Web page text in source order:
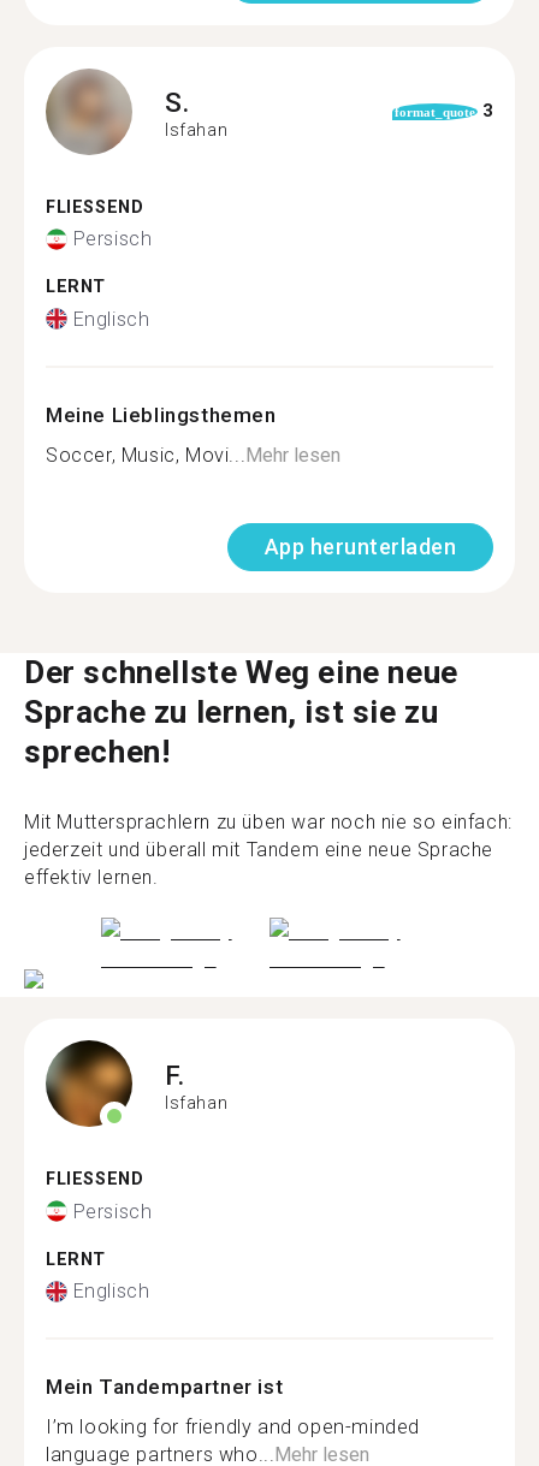
S.
Isfahan
format_quote 3
FLIESSEND
Persisch
LERNT
Englisch
Meine Lieblingsthemen
Soccer, Music, Movi... Mehr lesen
App herunterladen
Der schnellste Weg eine neue
Sprache zu lernen, ist sie zu
sprechen!
Mit Muttersprachlern zu üben war noch nie so einfach:
jederzeit und überall mit Tandem eine neue Sprache
effektiv lernen.
F.
Isfahan
FLIESSEND
Persisch
LERNT
Englisch
Mein Tandempartner ist
I’m looking for friendly and open-minded
language partners who...Mehr lesen